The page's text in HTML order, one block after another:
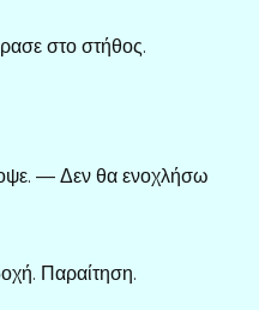
στο στήθος.
— Δεν θα ενοχλήσω
Παραίτηση.